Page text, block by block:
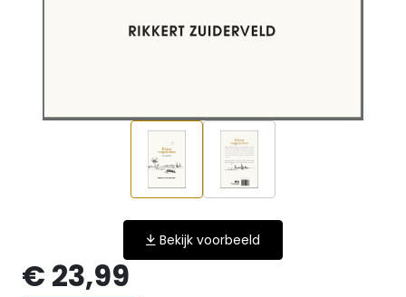
Bekijk voorbeeld
€ 23,99